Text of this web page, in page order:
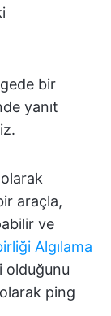
bir
yanıt
araçla,
ve
Algılama
olduğunu
ping